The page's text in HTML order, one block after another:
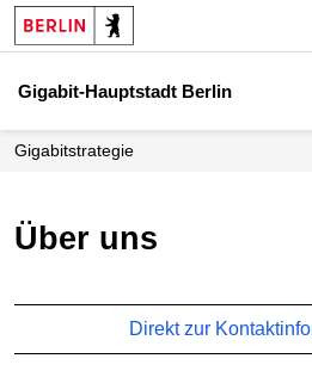
Gigabit-Hauptstadt Berlin
Gigabitstrategie
Über uns
Direkt zur